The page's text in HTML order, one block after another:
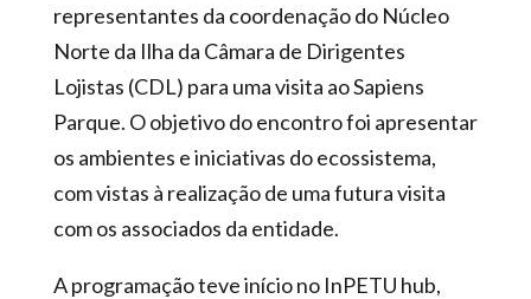
representantes da coordenação do Núcleo
Norte da Ilha da Câmara de Dirigentes
Lojistas (CDL) para uma visita ao Sapiens
Parque. O objetivo do encontro foi apresentar
os ambientes e iniciativas do ecossistema,
com vistas à realização de uma futura visita
com os associados da entidade.
A programação teve início no InPETU hub,